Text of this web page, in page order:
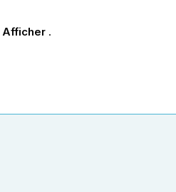
Afficher .